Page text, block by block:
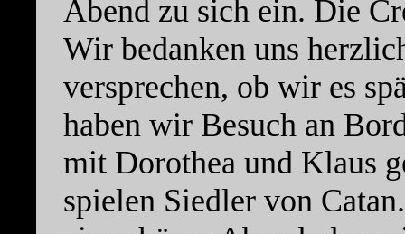
Abend zu sich ein. Die
Wir bedanken uns
versprechen, ob wir es
haben wir Besuch an
mit Dorothea und Klaus
spielen Siedler von